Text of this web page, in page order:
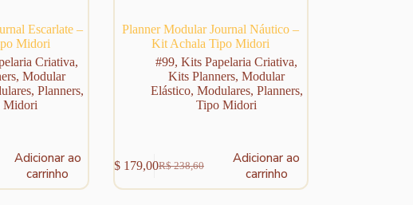
Escarlate –
Midori
Criativa,
,Modular
, Planners,
Midori
Adicionar ao
carrinho
Planner Modular Journal Náutico –
Kit Achala Tipo Midori
#99,Kits Papelaria Criativa,
Kits Planners,Modular
Elástico, Modulares, Planners,
Tipo Midori
R$238,60
O
preço
R$179,00O
preço
Adicionar ao
carrinho